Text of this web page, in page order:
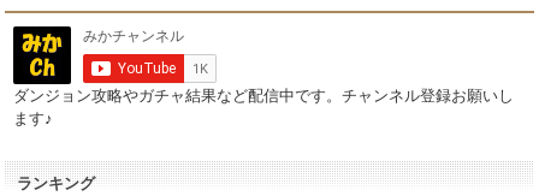
ダンジョン攻略やガチャ結果など配信中です。チャンネル登録お願いし
ます♪
ランキング